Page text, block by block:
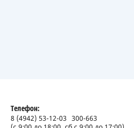
Телефон:
8 (4942) 53-12-03 300-663